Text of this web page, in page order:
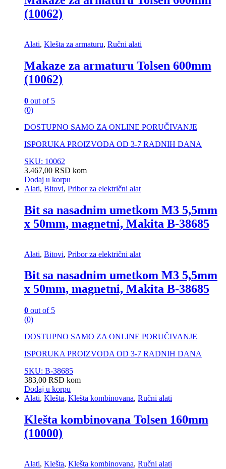
(10062)
Alati, Klešta za armaturu, Ručni alati
Makaze za armaturu Tolsen 600mm
(10062)
0 out of 5
(0)
DOSTUPNO SAMO ZA ONLINE PORUČIVANJE
ISPORUKA PROIZVODA OD 3-7 RADNIH DANA
SKU: 10062
3.467,00 RSD kom
Dodaj u korpu
Alati, Bitovi, Pribor za električni alat
Bit sa nasadnim umetkom M3 5,5mm
x 50mm, magnetni, Makita B-38685
Alati, Bitovi, Pribor za električni alat
Bit sa nasadnim umetkom M3 5,5mm
x 50mm, magnetni, Makita B-38685
0 out of 5
(0)
DOSTUPNO SAMO ZA ONLINE PORUČIVANJE
ISPORUKA PROIZVODA OD 3-7 RADNIH DANA
SKU: B-38685
383,00 RSD kom
Dodaj u korpu
Alati, Klešta, Klešta kombinovana, Ručni alati
Klešta kombinovana Tolsen 160mm
(10000)
Alati, Klešta, Klešta kombinovana, Ručni alati